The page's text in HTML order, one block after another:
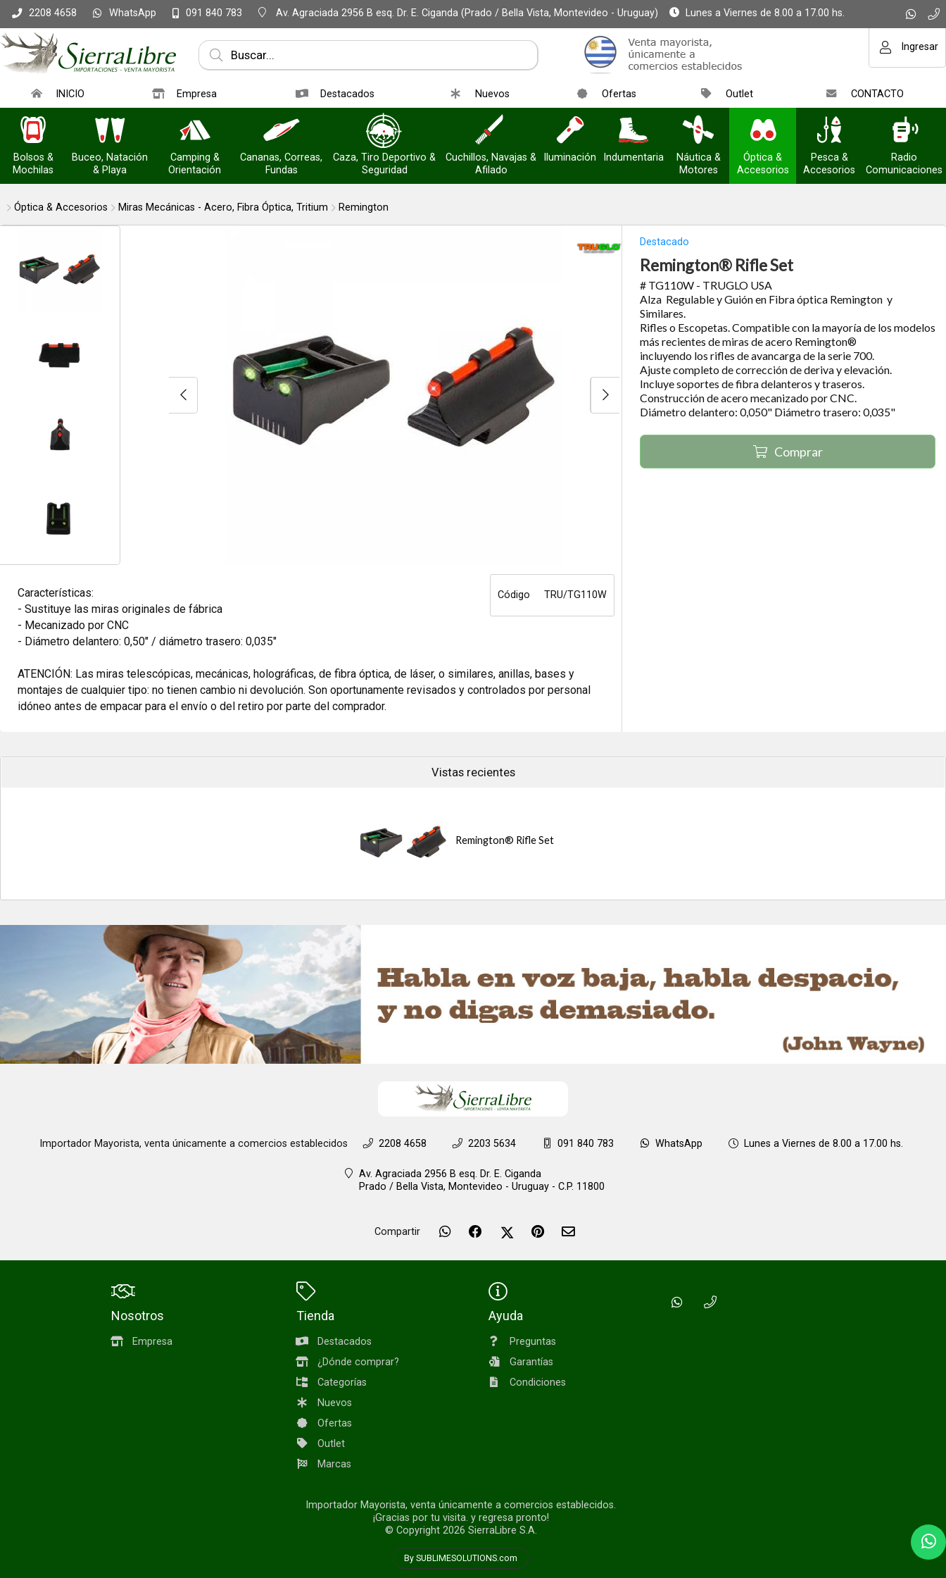
Compartir por email
2208 4658 WhatsApp 091 840 783 Av. Agraciada 2956 B esq. Dr. E. Ciganda (Prado / Bella Vista, Montevideo - Uruguay) Lunes a Viernes de 8.00 a 17.00 hs.
Ingresar
INICIO Empresa Destacados Nuevos Ofertas Outlet CONTACTO
Bolsos &
Mochilas
Buceo, Natación
& Playa
Camping &
Orientación
Cananas, Correas,
Fundas
Caza, Tiro Deportivo &
Seguridad
Cuchillos, Navajas &
Afilado
Iluminación Indumentaria
Náutica &
Motores
Óptica &
Accesorios
Pesca &
Accesorios
Radio
Comunicaciones
Óptica & Accesorios Miras Mecánicas - Acero, Fibra Óptica, Tritium Remington
Código TRU/TG110W
Características:
- Sustituye las miras originales de fábrica
- Mecanizado por CNC
- Diámetro delantero: 0,50" / diámetro trasero: 0,035"
ATENCIÓN: Las miras telescópicas, mecánicas, holográficas, de fibra óptica, de láser, o similares, anillas, bases y
montajes de cualquier tipo: no tienen cambio ni devolución. Son oportunamente revisados y controlados por personal
idóneo antes de empacar para el envío o del retiro por parte del comprador.
Destacado
Remington® Rifle Set
# TG110W - TRUGLO USA
Alza Regulable y Guión en Fibra óptica Remington y
Similares.
Rifles o Escopetas. Compatible con la mayoría de los modelos
más recientes de miras de acero Remington®
incluyendo los rifles de avancarga de la serie 700.
Ajuste completo de corrección de deriva y elevación.
Incluye soportes de fibra delanteros y traseros.
Construcción de acero mecanizado por CNC.
Diámetro delantero: 0,050" Diámetro trasero: 0,035"
Comprar
Vistas recientes
Remington® Rifle Set
Importador Mayorista, venta únicamente a comercios establecidos 2208 4658 2203 5634 091 840 783 WhatsApp Lunes a Viernes de 8.00 a 17.00 hs.
Av. Agraciada 2956 B esq. Dr. E. Ciganda
Prado / Bella Vista, Montevideo - Uruguay - C.P. 11800
Compartir
Nosotros
Empresa
Tienda
Destacados
¿Dónde comprar?
Categorías
Nuevos
Ofertas
Outlet
Marcas
Ayuda
Preguntas
Garantías
Condiciones
Importador Mayorista, venta únicamente a comercios establecidos.
¡Gracias por tu visita. y regresa pronto!
© Copyright 2026 SierraLibre S.A.
By SUBLIMESOLUTIONS.com